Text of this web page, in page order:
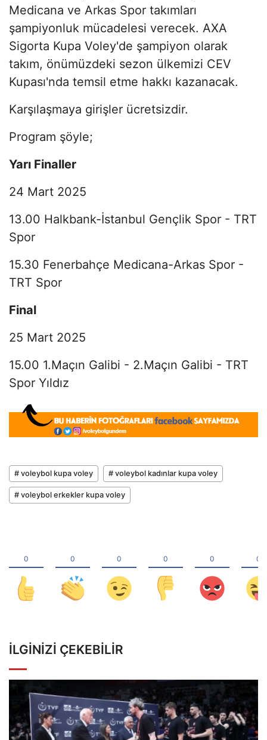
Medicana ve Arkas Spor takımları
şampiyonluk mücadelesi verecek. AXA
Sigorta Kupa Voley'de şampiyon olarak
takım, önümüzdeki sezon ülkemizi CEV
Kupası'nda temsil etme hakkı kazanacak.
Karşılaşmaya girişler ücretsizdir.
Program şöyle;
Yarı Finaller
24 Mart 2025
13.00 Halkbank-İstanbul Gençlik Spor - TRT
Spor
15.30 Fenerbahçe Medicana-Arkas Spor -
TRT Spor
Final
25 Mart 2025
15.00 1.Maçın Galibi - 2.Maçın Galibi - TRT
Spor Yıldız
# voleybol kupa voley # voleybol kadınlar kupa voley
# voleybol erkekler kupa voley
İLGINIZI ÇEKEBILIR